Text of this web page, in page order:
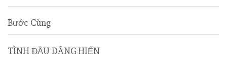
Bước Cùng
TÌNH ĐẦU DÂNG HIẾN